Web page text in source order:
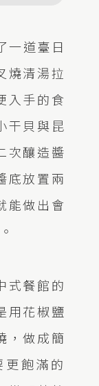
一道臺日
燒清湯拉
入手的食
干貝與昆
次釀造醬
底放置兩
能做出會
式餐館的
用花椒鹽
，做成簡
飽滿的